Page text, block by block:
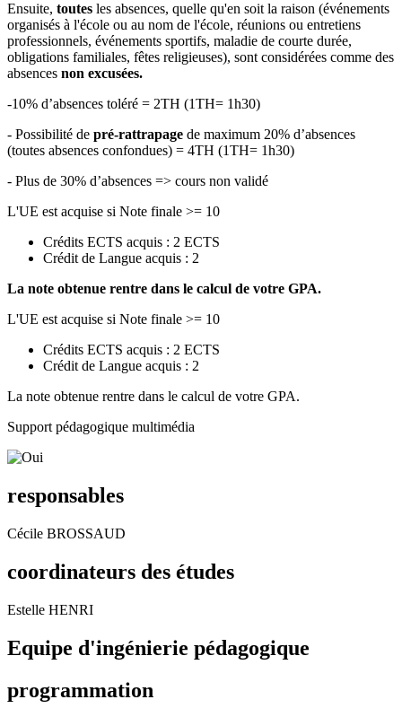
Ensuite, toutes les absences, quelle qu'en soit la raison (événements
organisés à l'école ou au nom de l'école, réunions ou entretiens
professionnels, événements sportifs, maladie de courte durée,
obligations familiales, fêtes religieuses), sont considérées comme des
absences non excusées.
-10% d’absences toléré = 2TH (1TH= 1h30)
- Possibilité de pré-rattrapage de maximum 20% d’absences
(toutes absences confondues) = 4TH (1TH= 1h30)
- Plus de 30% d’absences => cours non validé
L'UE est acquise si Note finale >= 10
Crédits ECTS acquis : 2 ECTS
Crédit de Langue acquis : 2
La note obtenue rentre dans le calcul de votre GPA.
L'UE est acquise si Note finale >= 10
Crédits ECTS acquis : 2 ECTS
Crédit de Langue acquis : 2
La note obtenue rentre dans le calcul de votre GPA.
Support pédagogique multimédia
responsables
Cécile BROSSAUD
coordinateurs des études
Estelle HENRI
Equipe d'ingénierie pédagogique
programmation